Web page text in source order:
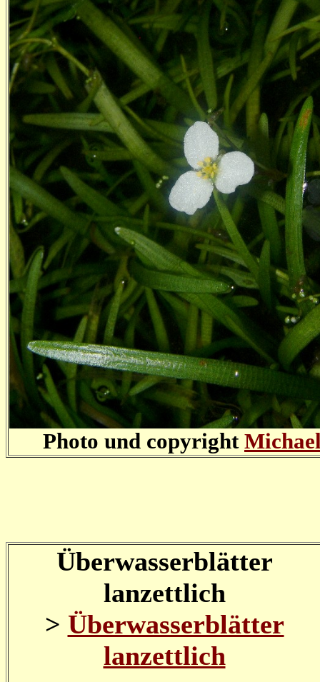
Photo und copyright
Überwasserblätter
lanzettlich
> Überwasserblätter
lanzettlich